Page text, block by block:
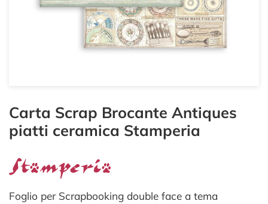
Carta Scrap Brocante Antiques
piatti ceramica Stamperia
Foglio per Scrapbooking double face a tema